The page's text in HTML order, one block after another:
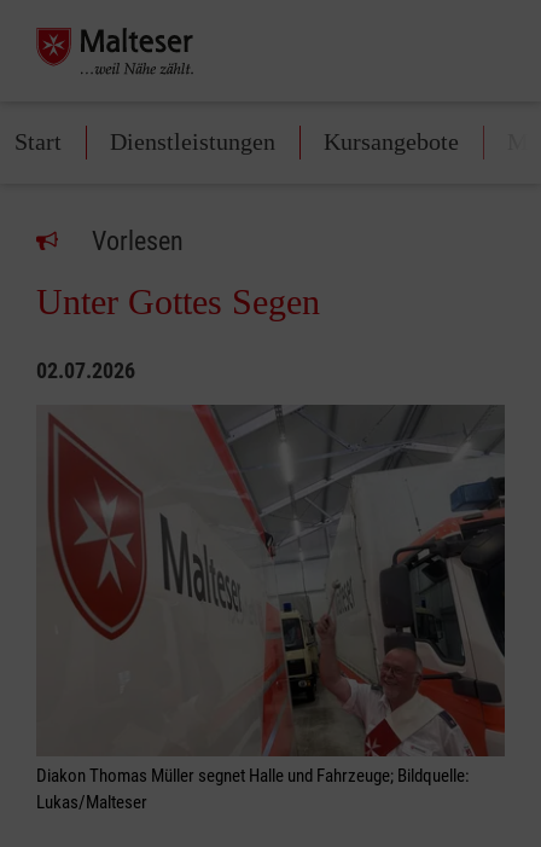
Start Dienstleistungen Kursangebote
Vorlesen
Unter Gottes Segen
02.07.2026
Diakon Thomas Müller segnet Halle und Fahrzeuge; Bildquelle:
Lukas/Malteser